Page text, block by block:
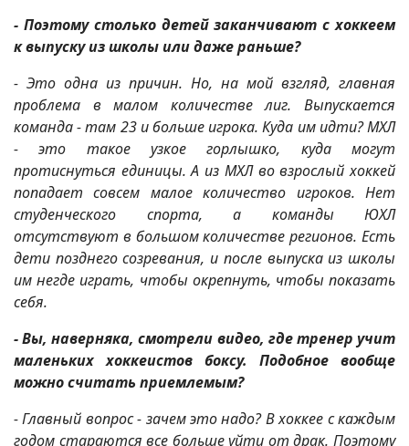
- Поэтому столько детей заканчивают с хоккеем
к выпуску из школы или даже раньше?
- Это одна из причин. Но, на мой взгляд, главная
проблема в малом количестве лиг. Выпускается
команда - там 23 и больше игрока. Куда им идти? МХЛ
- это такое узкое горлышко, куда могут
протиснуться единицы. А из МХЛ во взрослый хоккей
попадает совсем малое количество игроков. Нет
студенческого спорта, а команды ЮХЛ
отсутствуют в большом количестве регионов. Есть
дети позднего созревания, и после выпуска из школы
им негде играть, чтобы окрепнуть, чтобы показать
себя.
- Вы, наверняка, смотрели видео, где тренер учит
маленьких хоккеистов боксу. Подобное вообще
можно считать приемлемым?
- Главный вопрос - зачем это надо? В хоккее с каждым
годом стараются все больше уйти от драк. Поэтому